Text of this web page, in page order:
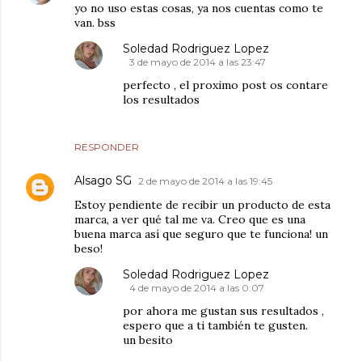
yo no uso estas cosas, ya nos cuentas como te
van. bss
RESPONDER
Soledad Rodriguez Lopez
3 de mayo de 2014 a las 23:47
perfecto , el proximo post os contare
los resultados
Alsago SG 2 de mayo de 2014 a las 19:45
Estoy pendiente de recibir un producto de esta
marca, a ver qué tal me va. Creo que es una
buena marca así que seguro que te funciona! un
beso!
Soledad Rodriguez Lopez
4 de mayo de 2014 a las 0:07
por ahora me gustan sus resultados ,
espero que a ti también te gusten.
un besito